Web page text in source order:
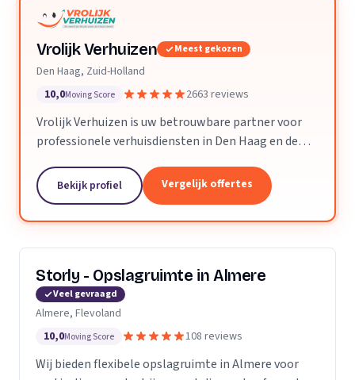
Vrolijk Verhuizen Meest gekozen
Den Haag, Zuid-Holland
10,0Moving Score 2663 reviews
Vrolijk Verhuizen is uw betrouwbare partner voor
professionele verhuisdiensten in Den Haag en de
ervaring en een toegewijd team zorgen wij ervoor
dat uw verhuizing soepel en zorgeloos verloopt.
Bekijk profiel Vergelijk offertes
Storly - Opslagruimte in Almere
Veel gevraagd
Almere, Flevoland
10,0Moving Score 108 reviews
Wij bieden flexibele opslagruimte in Almere voor